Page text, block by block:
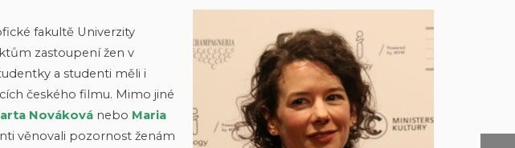
fakultě Univerzity
zastoupení žen v
a studenti měli i
českého filmu. Mimo jiné
Novákovánebo Maria
věnovali pozornost ženám